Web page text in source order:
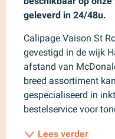
geleverd in 24/48u.
Calipage Vaison St
gevestigd in de wijk
afstand van
breed assortiment
gespecialiseerd in
bestelservice voor
Lees verder